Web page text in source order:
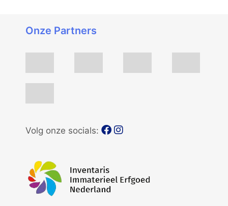
Onze Partners
Volg onze socials: